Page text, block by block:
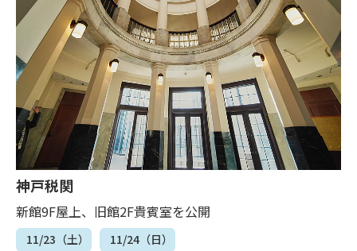
神戸税関
新館9F屋上、旧館2F貴賓室を公開
11/23（土） 11/24（日）